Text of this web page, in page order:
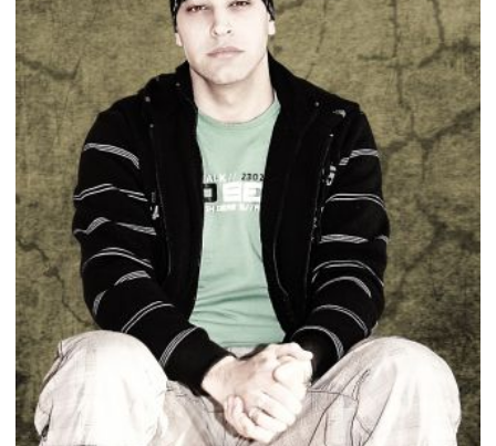
Kultur und Schule
home Impressum Datenschutz Kontakt